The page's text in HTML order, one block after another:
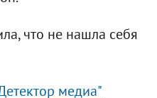
что не нашла себя
медиа"